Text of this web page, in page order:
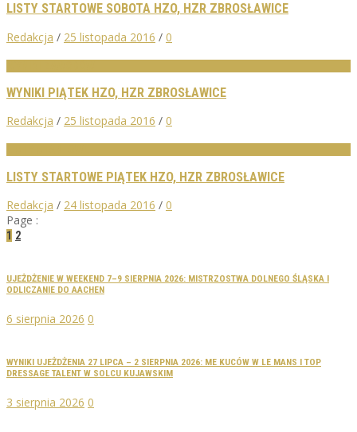
LISTY STARTOWE SOBOTA HZO, HZR ZBROSŁAWICE
Redakcja / 25 listopada 2016 / 0
WYNIKI PIĄTEK HZO, HZR ZBROSŁAWICE
Redakcja / 25 listopada 2016 / 0
LISTY STARTOWE PIĄTEK HZO, HZR ZBROSŁAWICE
Redakcja / 24 listopada 2016 / 0
Page :
1 2
UJEŻDŻENIE W WEEKEND 7–9 SIERPNIA 2026: MISTRZOSTWA DOLNEGO ŚLĄSKA I
ODLICZANIE DO AACHEN
6 sierpnia 2026 0
WYNIKI UJEŻDŻENIA 27 LIPCA – 2 SIERPNIA 2026: ME KUCÓW W LE MANS I TOP
DRESSAGE TALENT W SOLCU KUJAWSKIM
3 sierpnia 2026 0